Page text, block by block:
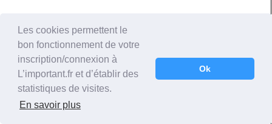
NEWS
Le porte-parole des forces
armées iraniennes:
l'opposition
au hijab obligatoire est «une
guerre contre Dieu»
Les cookies permettent le
bon fonctionnement de votre
inscription/connexion à
L’important.fr et d’établir des
statistiques de visites.
En savoir plus
Ok